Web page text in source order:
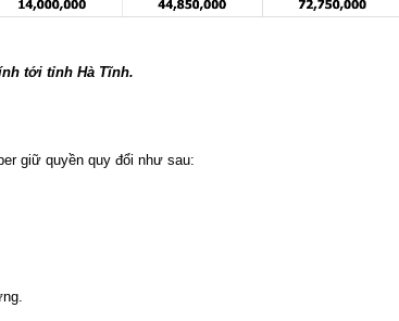
tới tỉnh Hà Tĩnh.
giữ quyền quy đổi như sau: